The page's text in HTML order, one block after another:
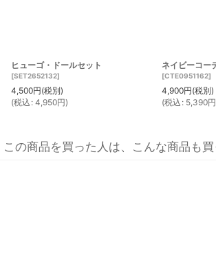
ヒューゴ・ドールセット
[SET2652132]
4,500円(税別)
(税込 : 4,950円)
ネイビーコー
[CTE0951162]
4,900円(税別)
(税込 : 5,390円
この商品を買った人は、こんな商品も